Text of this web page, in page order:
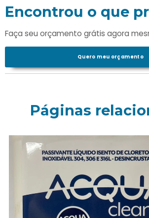
Encontrou o que
Faça seu orçamento grátis agora
Quero meu orçamento
Páginas